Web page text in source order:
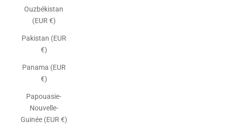
Ouzbékistan
(EUR €)
Pakistan (EUR
€)
Panama (EUR
€)
Papouasie-
Nouvelle-
Guinée (EUR €)